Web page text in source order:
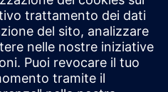
idrogeno di Evonik